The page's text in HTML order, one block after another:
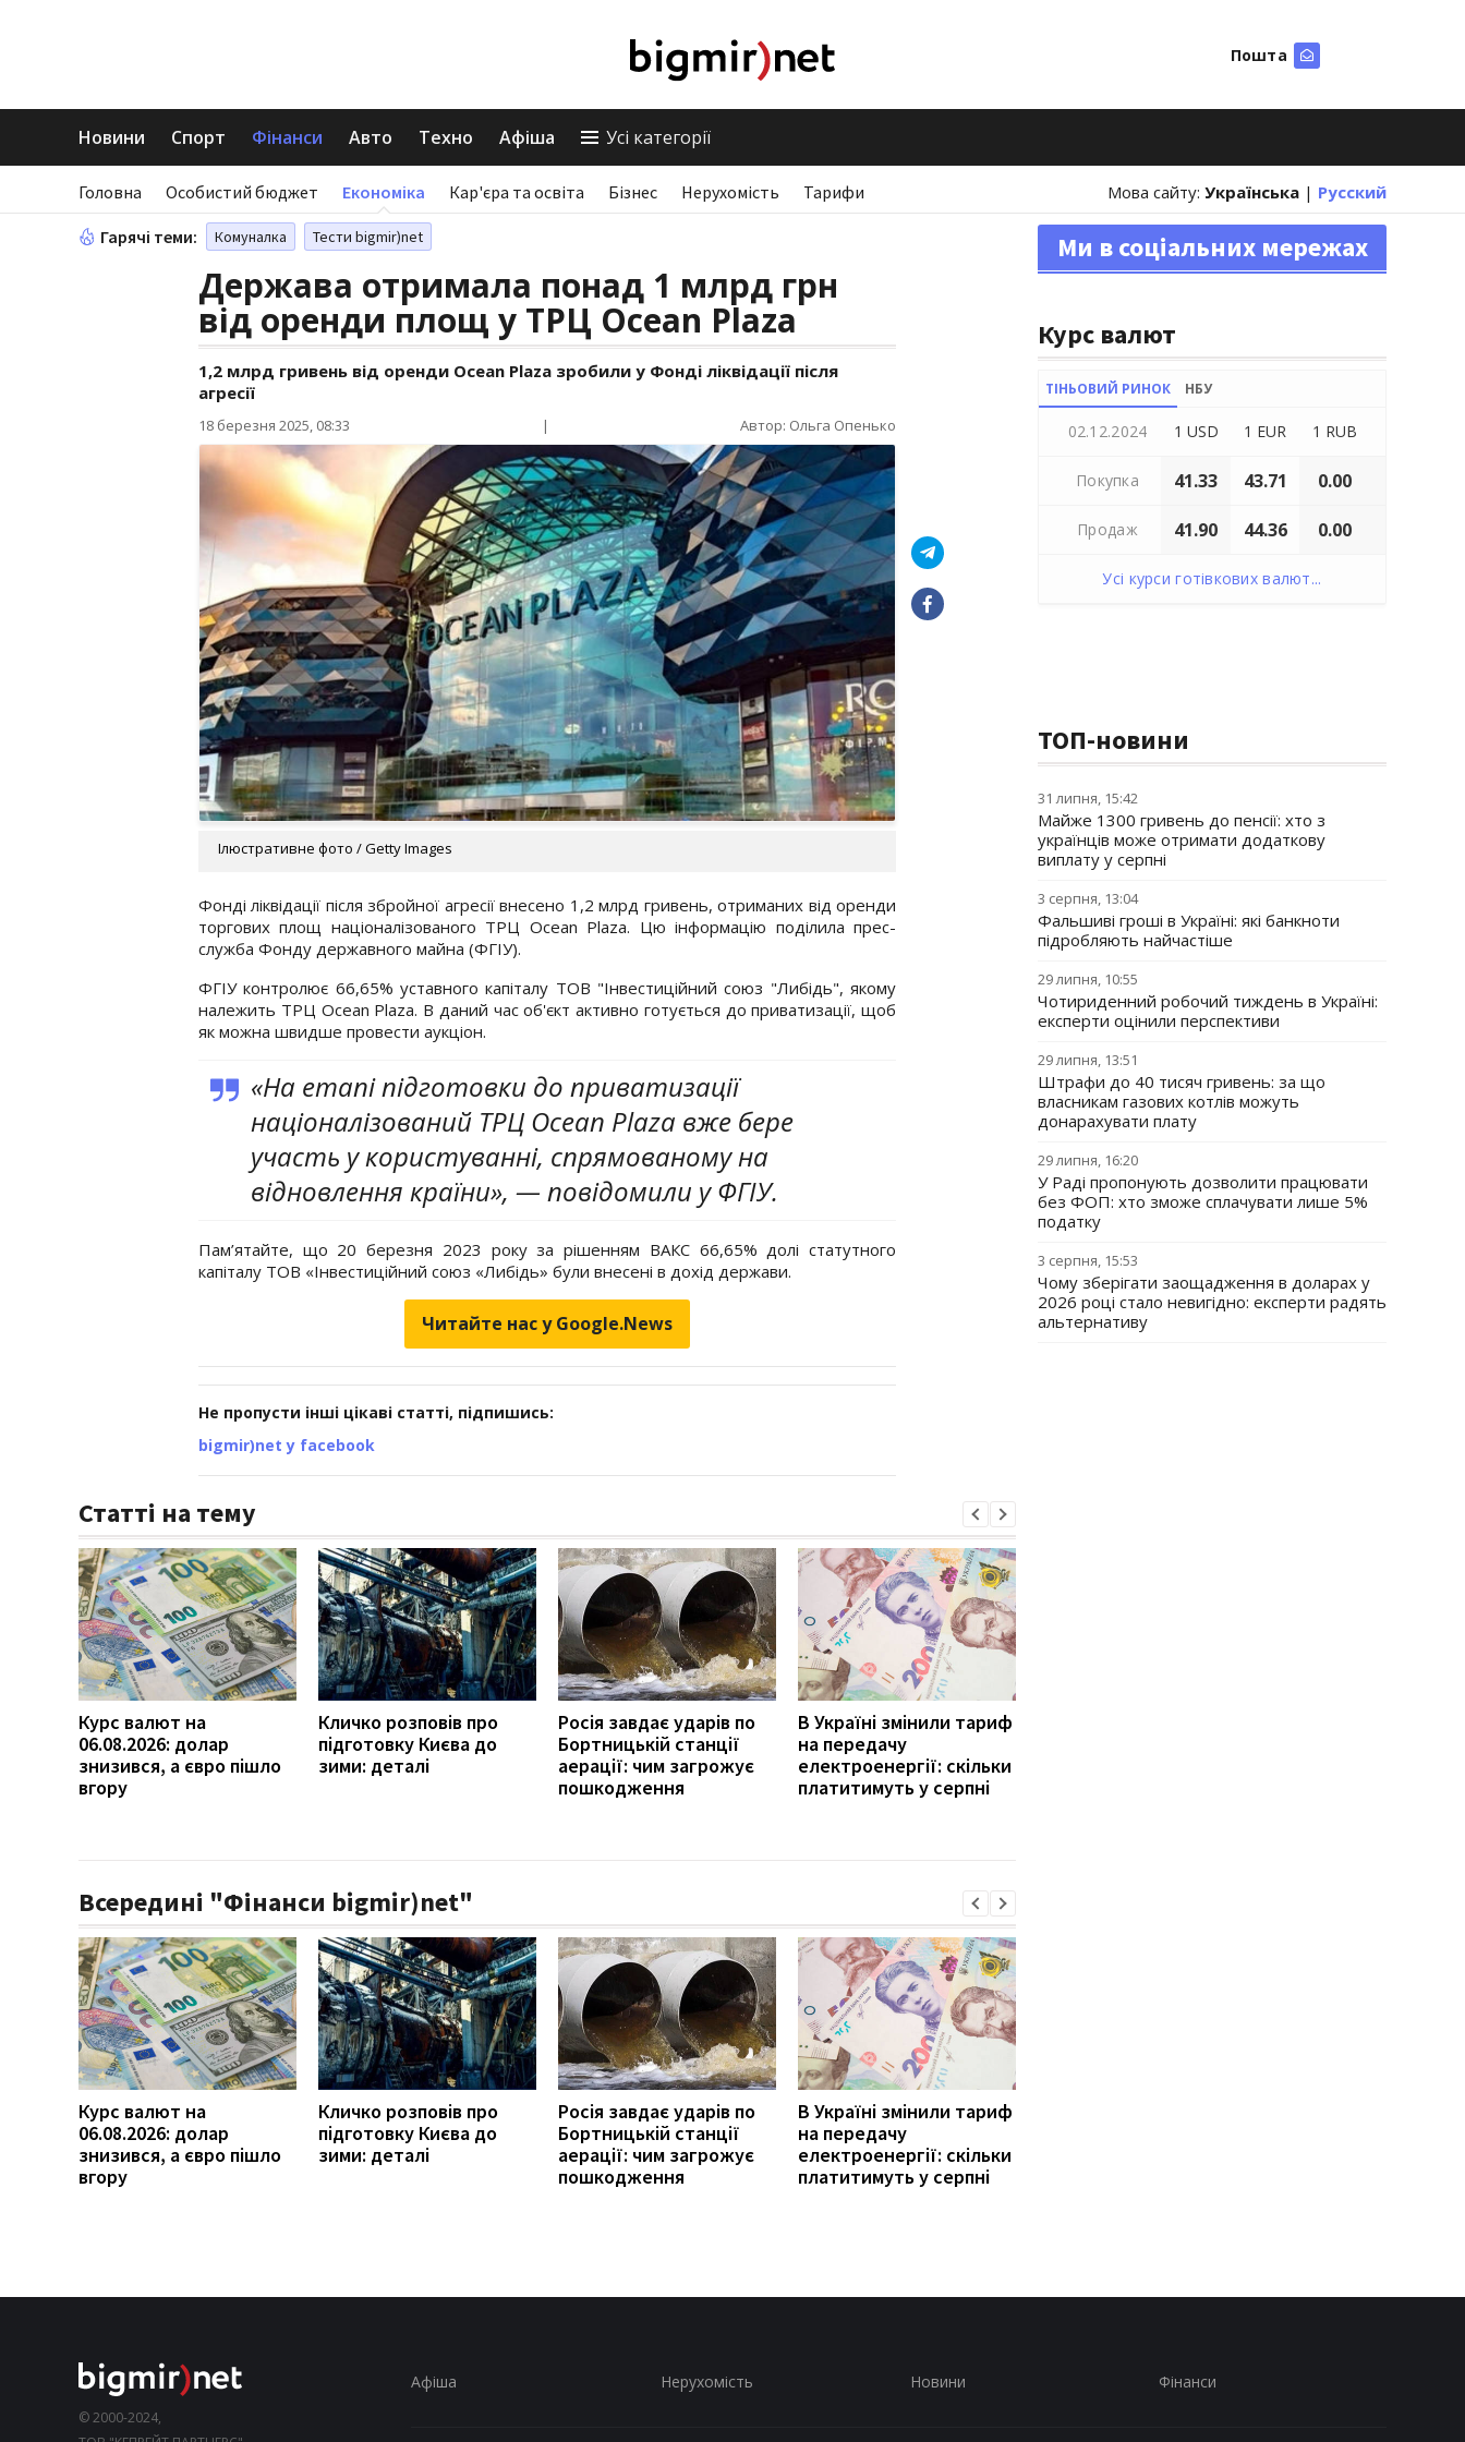
Пошта
Новини Спорт Фінанси Авто Техно Афіша Усі категорії
Головна Особистий бюджет Економіка Кар'єра та освіта Бізнес Нерухомість Тарифи Мова сайту: Українська | Русский
Гарячі теми: Комуналка Тести bigmir)net
Держава отримала понад 1 млрд грн
від оренди площ у ТРЦ Ocean Plaza
1,2 млрд гривень від оренди Ocean Plaza зробили у Фонді ліквідації після
агресії
18 березня 2025, 08:33 | Автор: Ольга Опенько
Ілюстративне фото / Getty Images
Фонді ліквідації після збройної агресії внесено 1,2 млрд гривень, отриманих від оренди
торгових площ націоналізованого ТРЦ Ocean Plaza. Цю інформацію поділила прес-
служба Фонду державного майна (ФГІУ).
ФГІУ контролює 66,65% уставного капіталу ТОВ "Інвестиційний союз "Либідь", якому
належить ТРЦ Ocean Plaza. В даний час об'єкт активно готується до приватизації, щоб
як можна швидше провести аукціон.
«На етапі підготовки до приватизації
націоналізований ТРЦ Ocean Plaza вже бере
участь у користуванні, спрямованому на
відновлення країни», — повідомили у ФГІУ.
Пам’ятайте, що 20 березня 2023 року за рішенням ВАКС 66,65% долі статутного
капіталу ТОВ «Інвестиційний союз «Либідь» були внесені в дохід держави.
Читайте нас у Google.News
Не пропусти інші цікаві статті, підпишись:
bigmir)net у facebook
Статті на тему
Курс валют на
06.08.2026: долар
знизився, а євро пішло
вгору
Кличко розповів про
підготовку Києва до
зими: деталі
Росія завдає ударів по
Бортницькій станції
аерації: чим загрожує
пошкодження
В Україні змінили тариф
на передачу
електроенергії: скільки
платитимуть у серпні
Всередині "Фінанси bigmir)net"
Курс валют на
06.08.2026: долар
знизився, а євро пішло
вгору
Кличко розповів про
підготовку Києва до
зими: деталі
Росія завдає ударів по
Бортницькій станції
аерації: чим загрожує
пошкодження
В Україні змінили тариф
на передачу
електроенергії: скільки
платитимуть у серпні
Ми в соціальних мережах
Курс валют
ТІНЬОВИЙ РИНОК НБУ
02.12.2024 1 USD 1 EUR 1 RUB
Покупка 41.33 43.71 0.00
Продаж 41.90 44.36 0.00
Усі курси готівкових валют...
ТОП-новини
31 липня, 15:42
Майже 1300 гривень до пенсії: хто з
українців може отримати додаткову
виплату у серпні
3 серпня, 13:04
Фальшиві гроші в Україні: які банкноти
підробляють найчастіше
29 липня, 10:55
Чотириденний робочий тиждень в Україні:
експерти оцінили перспективи
29 липня, 13:51
Штрафи до 40 тисяч гривень: за що
власникам газових котлів можуть
донарахувати плату
29 липня, 16:20
У Раді пропонують дозволити працювати
без ФОП: хто зможе сплачувати лише 5%
податку
3 серпня, 15:53
Чому зберігати заощадження в доларах у
2026 році стало невигідно: експерти радять
альтернативу
© 2000-2024,
Афіша Нерухомість Новини Фінанси